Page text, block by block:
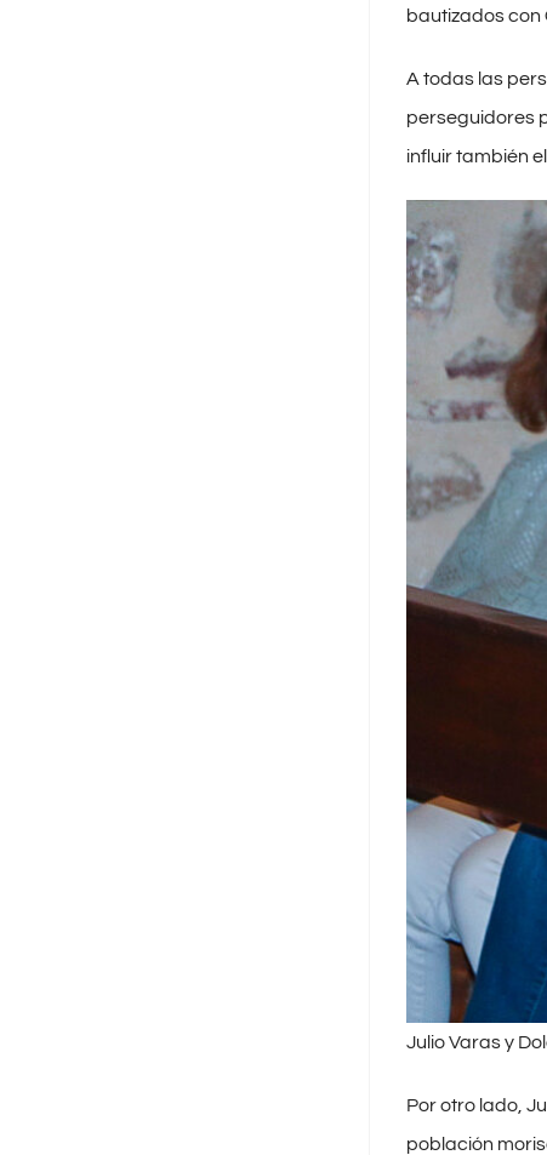
bautizados con
A todas las
perseguidores
influir también
Julio Varas y
Por otro lado,
población